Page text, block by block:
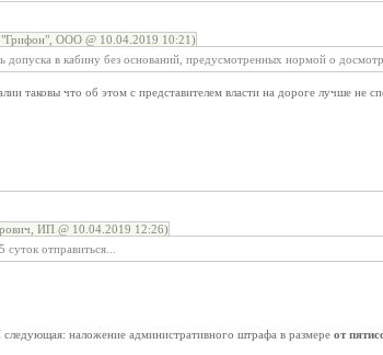
ООО @ 10.04.2019 10:21)
допуска в кабину без оснований, предусмотренных нормой о
таковы что об этом с представителем власти на дороге лучше не
ИП @ 10.04.2019 12:26)
отправиться...
наложение административного штрафа в размере от